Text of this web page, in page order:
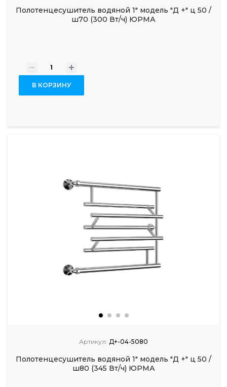
Полотенцесушитель водяной 1" модель "Д +" ц 50 /
ш70 (300 Вт/ч) ЮРМА
- +
В КОРЗИНУ
Артикул: Д+-04-5080
Полотенцесушитель водяной 1" модель "Д +" ц 50 /
ш80 (345 Вт/ч) ЮРМА